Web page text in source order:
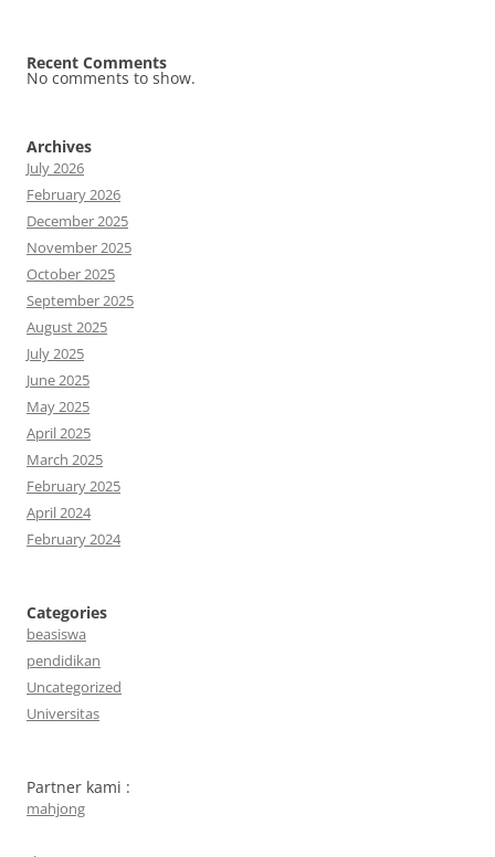
Recent Comments
No comments to show.
Archives
July 2026
February 2026
December 2025
November 2025
October 2025
September 2025
August 2025
July 2025
June 2025
May 2025
April 2025
March 2025
February 2025
April 2024
February 2024
Categories
beasiswa
pendidikan
Uncategorized
Universitas
Partner kami :
mahjong